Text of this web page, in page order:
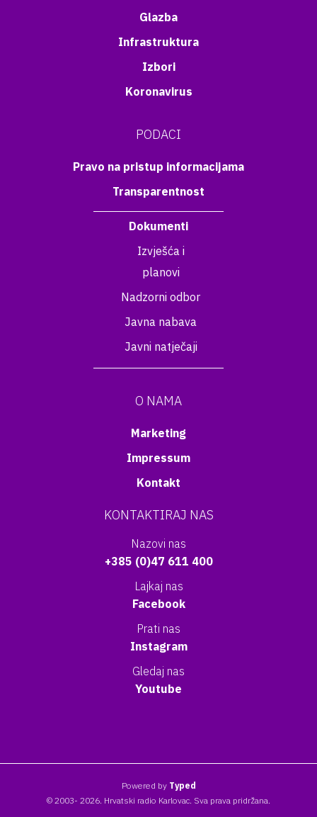
Glazba
Infrastruktura
Izbori
Koronavirus
PODACI
Pravo na pristup informacijama
Transparentnost
Dokumenti
Izvješća i
planovi
Nadzorni odbor
Javna nabava
Javni natječaji
O NAMA
Marketing
Impressum
Kontakt
KONTAKTIRAJ NAS
Nazovi nas
+385 (0)47 611 400
Lajkaj nas
Facebook
Prati nas
Instagram
Gledaj nas
Youtube
Powered by Typed
© 2003- 2026. Hrvatski radio Karlovac. Sva prava pridržana.